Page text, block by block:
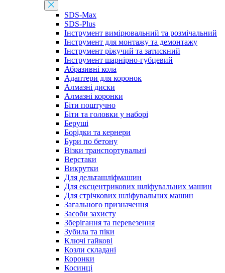
SDS-Max
SDS-Plus
Інструмент вимірювальний та розмічальний
Інструмент для монтажу та демонтажу
Інструмент ріжучий та затискний
Інструмент шарнірно-губцевий
Абразивні кола
Адаптери для коронок
Алмазні диски
Алмазні коронки
Біти поштучно
Біти та головки у наборі
Беруші
Борідки та кернери
Бури по бетону
Візки транспортувальні
Верстаки
Викрутки
Для дельташліфмашин
Для ексцентрикових шліфувальних машин
Для стрічкових шліфувальних машин
Загального призначення
Засоби захисту
Зберігання та перевезення
Зубила та піки
Ключі гайкові
Козли складані
Коронки
Косинці